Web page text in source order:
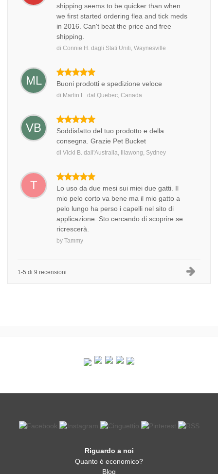
shipping seems to be quicker than when
we first started ordering flea and tick meds
in 2016. Can't beat the price and free
shipping.
di Connie H. dagli Stati Uniti, Waynesville
ML Buoni prodotti e spedizione veloce
di Martin L. dal Quebec, Canada
VB
Soddisfatto del tuo prodotto e della
consegna. Grazie Pet Bucket
di Vicki B. dall'Australia, Illawong, Sydney
T
Lo uso da due mesi sui miei due gatti. Il
mio pelo corto va bene ma il mio gatto a
pelo lungo ha perso i capelli nel sito di
applicazione. Sto cercando di scoprire se
ricrescerà.
by Tammy
1-5 di 9 recensioni
Riguardo a noi
Quanto è economico?
Blog